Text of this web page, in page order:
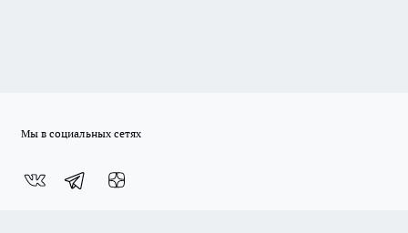
Мы в социальных сетях